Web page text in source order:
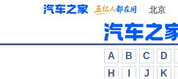
北京
A B C D
H
J K
Canoo
(23)
Caterham (268)
CEER(5)
Conquest
(261)
Continental(6)